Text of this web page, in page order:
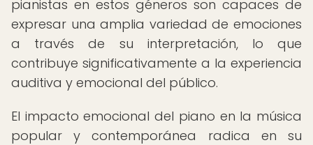
pianistas en estos géneros son capaces de
expresar una amplia variedad de emociones
a través de su interpretación, lo que
contribuye significativamente a la experiencia
auditiva y emocional del público.
El impacto emocional del piano en la música
popular y contemporánea radica en su